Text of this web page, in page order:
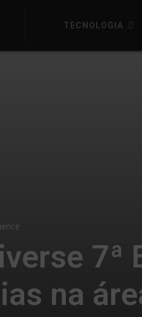
TECNOLOGIA
na